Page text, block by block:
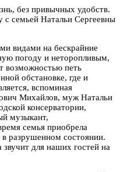
без привычных удобств.
с семьей Натальи Сергеевны
видами на бескрайние
погоду и неторопливым,
возможностью петь
обстановке, где и
вспоминая
Михайлов, муж Натальи
консерватории,
музыкант,
семья приобрела
разрушенном состоянии.
звучит для наших гостей на